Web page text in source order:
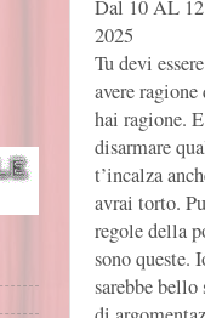
Dal 10 AL
2025
Tu devi
avere ragione
hai ragione.
disarmare
t’incalza
avrai torto.
regole della
sono queste.
sarebbe